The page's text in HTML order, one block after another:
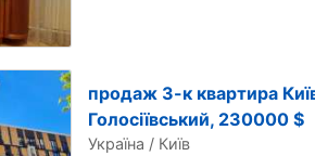
продаж 3-к квартира
Голосіївський, 230000 $
Україна / Київ